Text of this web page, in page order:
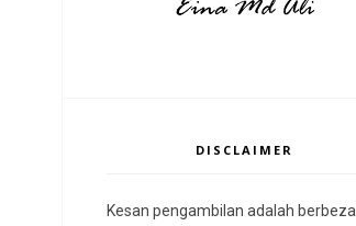
DISCLAIMER
Kesan pengambilan adalah berbeza